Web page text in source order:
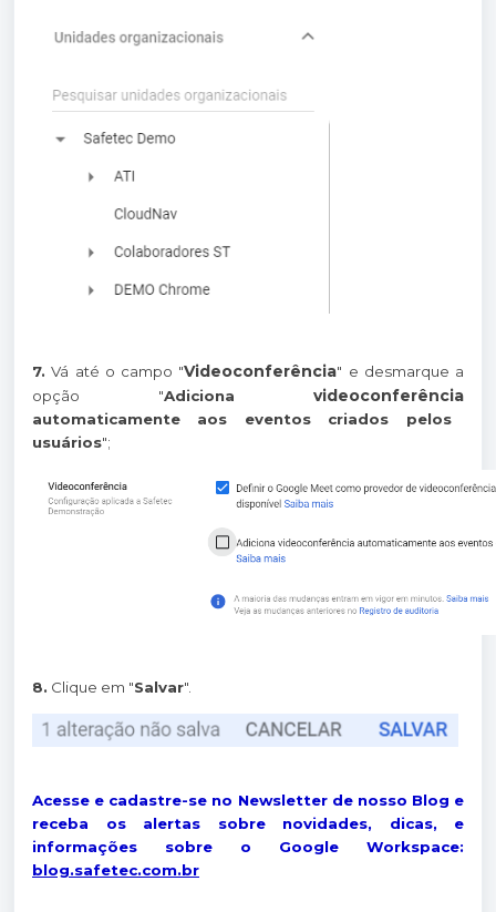
7. Vá até o campo "Videoconferência" e desmarque a
opção "Adiciona videoconferência
automaticamente aos eventos criados pelos
usuários";
8. Clique em "Salvar".
Acesse e cadastre-se no Newsletter de nosso Blog e
receba os alertas sobre novidades, dicas, e
informações sobre o Google Workspace:
blog.safetec.com.br